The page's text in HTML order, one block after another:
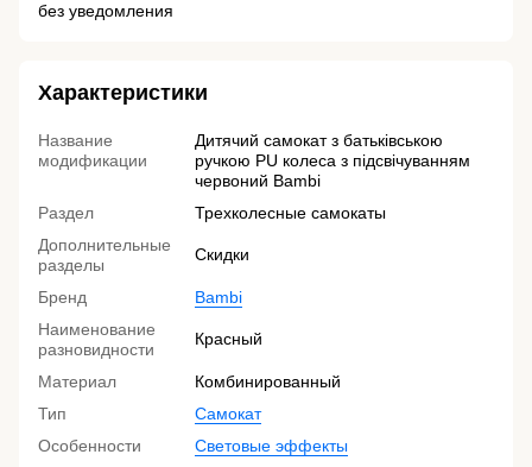
без уведомления
Характеристики
Название
модификации
Дитячий самокат з батьківською
ручкою PU колеса з підсвічуванням
червоний Bambi
Раздел
Трехколесные cамокаты
Дополнительные
разделы
Скидки
Бренд
Bambi
Наименование
разновидности
Красный
Материал
Комбинированный
Тип
Самокат
Особенности
Световые эффекты